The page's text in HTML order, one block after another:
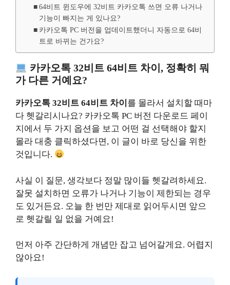
64비트 윈도우에 32비트 카카오톡 쓰면 오류 나거나
기능이 빠지는 게 있나요?
카카오톡 PC 버전을 업데이트했더니 자동으로 64비
트로 바뀌는 건가요?
카카오톡 32비트 64비트 차이, 정확히 뭐
가 다른 거예요?
카카오톡 32비트 64비트 차이 를 몰라서 설치할 때마
다 헷갈리시나요? 카카오톡 PC 버전 다운로드 페이
지에서 두 가지 옵션을 보고 어떤 걸 선택해야 할지
몰라 대충 클릭하셨다면, 이 글이 바로 당신을 위한
것입니다.
사실 이 질문, 생각보다 정말 많이들 헷갈려하세요.
잘못 설치하면 오류가 나거나 기능이 제한되는 경우
도 있거든요. 오늘 한 번만 제대로 읽어두시면 앞으
로 헷갈릴 일 없을 거예요!
먼저 아주 간단하게 개념만 잡고 넘어갈게요. 어렵지
않아요!